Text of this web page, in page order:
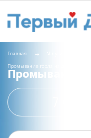
Главная
Промывание горла на дому
Промывание